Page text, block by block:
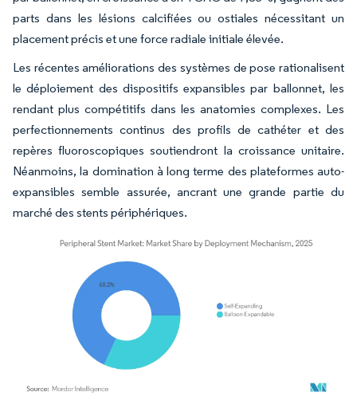
parts dans les lésions calcifiées ou ostiales nécessitant un
placement précis et une force radiale initiale élevée.
Les récentes améliorations des systèmes de pose rationalisent
le déploiement des dispositifs expansibles par ballonnet, les
rendant plus compétitifs dans les anatomies complexes. Les
perfectionnements continus des profils de cathéter et des
repères fluoroscopiques soutiendront la croissance unitaire.
Néanmoins, la domination à long terme des plateformes auto-
expansibles semble assurée, ancrant une grande partie du
marché des stents périphériques.